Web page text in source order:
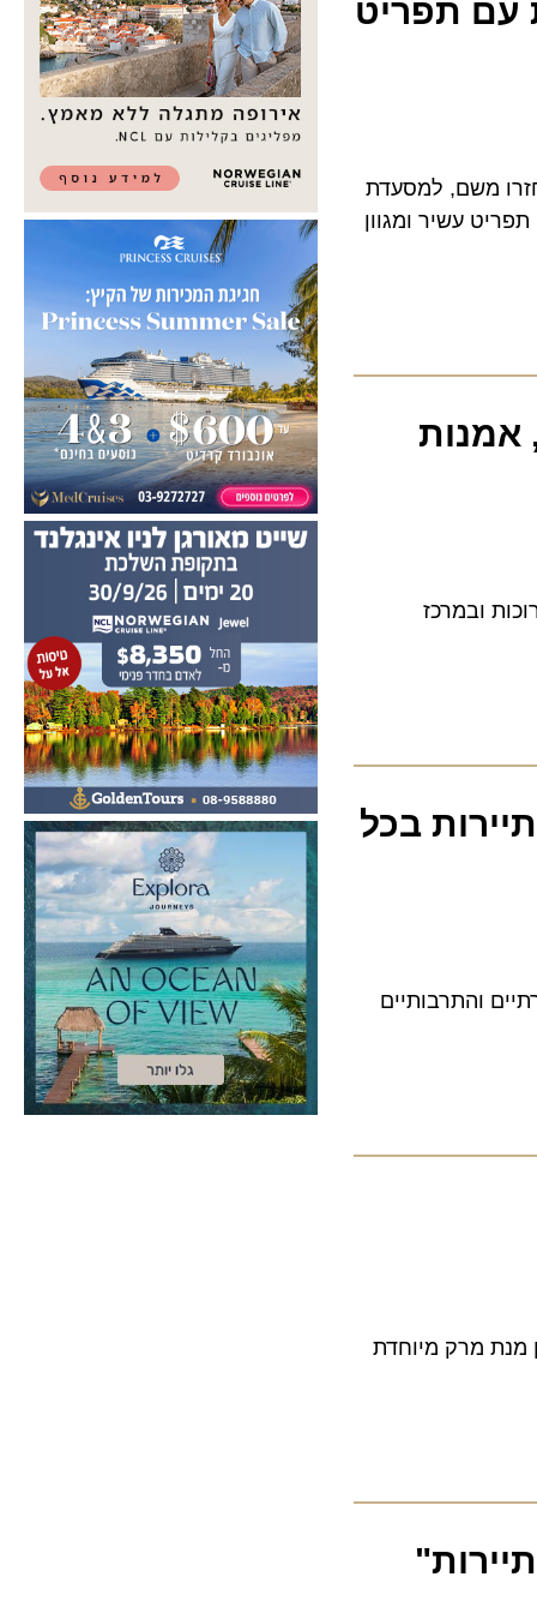
תפריט
משם, למסעדת
עשיר ומגוון
ובמרכז
בכל
והתרבותיים
שלהן מנת מרק מיוחדת